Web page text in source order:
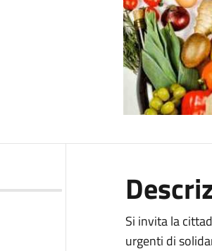
Si invita la
urgenti di